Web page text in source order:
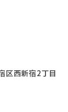
区西新宿2丁目